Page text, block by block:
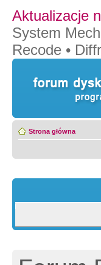
Aktualizacje
System
Recode •
Strona główna